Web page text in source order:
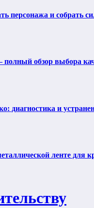
персонажа и собрать
обзор выбора
диагностика и
ленте для